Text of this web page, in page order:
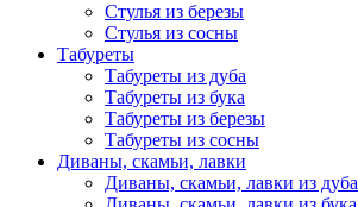
Стулья из березы
Стулья из сосны
Табуреты
Табуреты из дуба
Табуреты из бука
Табуреты из березы
Табуреты из сосны
Диваны, скамьи, лавки
Диваны, скамьи, лавки из дуба